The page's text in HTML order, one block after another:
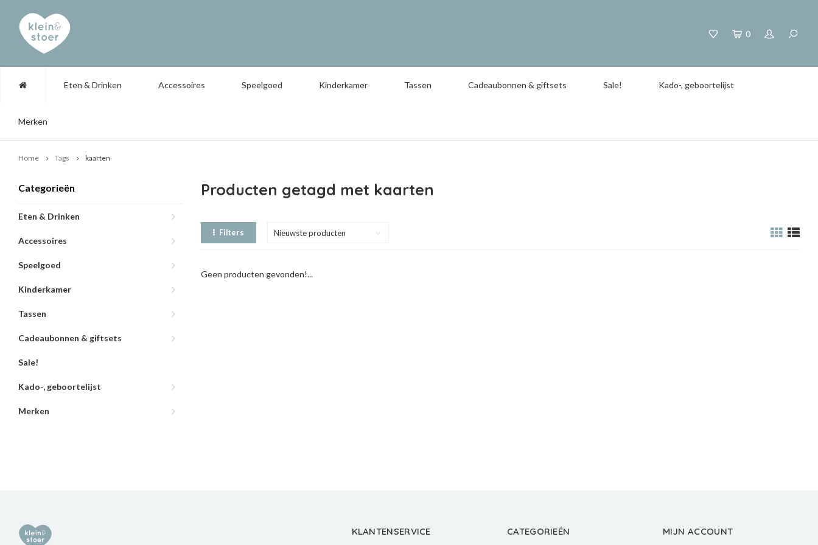
0
Eten & Drinken Accessoires Speelgoed Kinderkamer Tassen Cadeaubonnen & giftsets Sale! Kado-, geboortelijst
Merken
Home Tags kaarten
Categorieën
Eten & Drinken
Accessoires
Speelgoed
Kinderkamer
Tassen
Cadeaubonnen & giftsets
Sale!
Kado-, geboortelijst
Merken
Producten getagd met kaarten
Filters Nieuwste producten
Geen producten gevonden!...
KLANTENSERVICE CATEGORIEËN MIJN ACCOUNT